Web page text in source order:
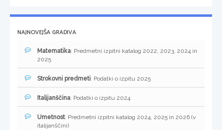
NAJNOVEJŠA GRADIVA
Matematika: Predmetni izpitni katalog 2022, 2023, 2024 in
2025
Strokovni predmeti: Podatki o izpitu 2025
Italijanščina: Podatki o izpitu 2024
Umetnost: Predmetni izpitni katalog 2024, 2025 in 2026 (v
italijanščini)